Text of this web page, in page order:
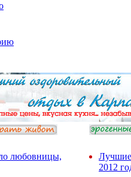
любовницы,
Лучшие
2012